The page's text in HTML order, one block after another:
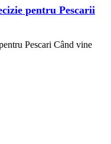
pentru Pescarii
Pescari Când vine